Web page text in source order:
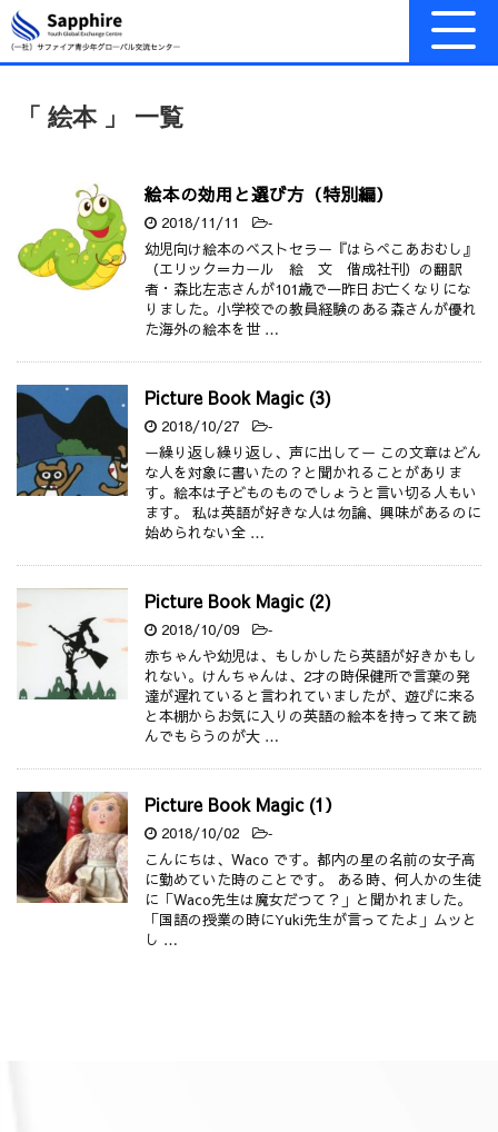
「 絵本 」 一覧
絵本の効用と選び方（特別編）
2018/11/11 -
幼児向け絵本のベストセラー『はらぺこあおむし』
（エリック＝カール 絵 文 偕成社刊）の翻訳
者・森比左志さんが101歳で一昨日お亡くなりにな
りました。小学校での教員経験のある森さんが優れ
た海外の絵本を世 …
Picture Book Magic (3)
2018/10/27 -
ー繰り返し繰り返し、声に出してー この文章はどん
な人を対象に書いたの？と聞かれることがありま
す。絵本は子どものものでしょうと言い切る人もい
ます。 私は英語が好きな人は勿論、興味があるのに
始められない全 …
Picture Book Magic (2)
2018/10/09 -
赤ちゃんや幼児は、もしかしたら英語が好きかもし
れない。けんちゃんは、2才の時保健所で言葉の発
達が遅れていると言われていましたが、遊びに来る
と本棚からお気に入りの英語の絵本を持って来て読
んでもらうのが大 …
Picture Book Magic (1）
2018/10/02 -
こんにちは、Waco です。都内の星の名前の女子高
に勤めていた時のことです。 ある時、何人かの生徒
に「Waco先生は魔女だつて？」と聞かれました。
「国語の授業の時にYuki先生が言ってたよ」ムッと
し …